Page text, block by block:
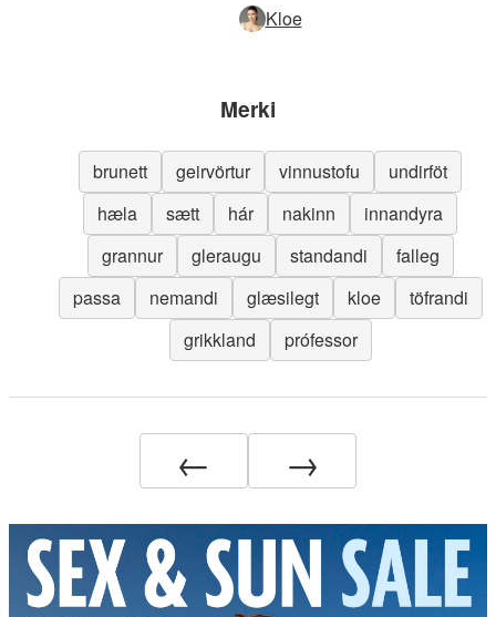
Kloe
Merki
brunett geirvörtur vinnustofu
undirföt
hæla
sætt hár nakinn
innandyra
grannur
gleraugu standandi
falleg
passa
nemandi glæsilegt kloe
töfrandi
grikkland
prófessor
← →